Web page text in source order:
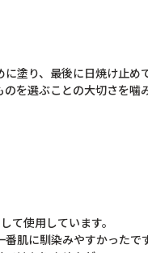
塗り、最後に日焼け止め
を選ぶことの大切さを
使用しています。
肌に馴染みやすかったです